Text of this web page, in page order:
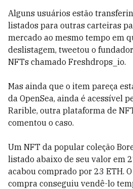
Alguns usuários estão
listados para outras carteiras
mercado ao mesmo tempo em
deslistagem, tweetou o
NFTs chamado Freshdrops_io.
Mas ainda que o item pareça
da OpenSea, ainda é acessível
Rarible, outra plataforma de
comentou o caso.
Um NFT da popular coleção
listado abaixo de seu valor em
acabou comprado por 23 ETH.
compra conseguiu vendê-lo